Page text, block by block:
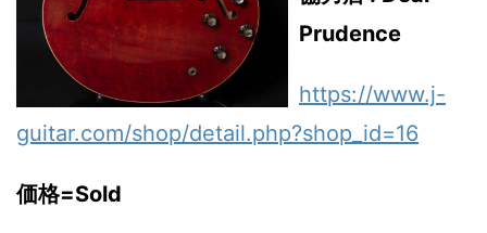
Prudence
https://www.j-
guitar.com/shop/detail.php?shop_id=16
価格=Sold